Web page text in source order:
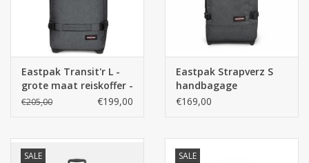
Eastpak Transit'r L -
grote maat reiskoffer -
Black Denim
€205,00 €199,00
Eastpak Strapverz S
handbagage
rugzaktrolley
€169,00
SALE SALE